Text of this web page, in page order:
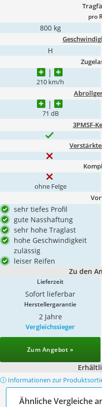
pro
800 kg
H
210 km/h
71 dB
3PMSF-
ohne Felge
sehr tiefes Profil
gute Nasshaftung
sehr hohe Traglast
hohe Geschwindigkeit
zulässig
leiser Reifen
Zu den
Lieferzeit
Sofort lieferbar
Herstellergarantie
2 Jahre
Vergleichssieger
Zum Angebot »
ⓘ Informationen zur
Ähnliche Vergleiche